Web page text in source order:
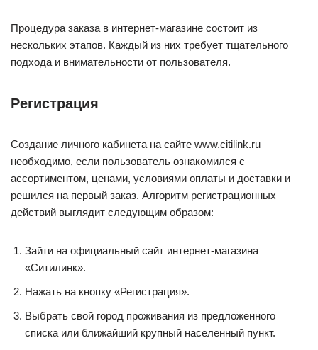
Процедура заказа в интернет-магазине состоит из
нескольких этапов. Каждый из них требует тщательного
подхода и внимательности от пользователя.
Регистрация
Создание личного кабинета на сайте www.citilink.ru
необходимо, если пользователь ознакомился с
ассортиментом, ценами, условиями оплаты и доставки и
решился на первый заказ. Алгоритм регистрационных
действий выглядит следующим образом:
Зайти на официальный сайт интернет-магазина
«Ситилинк».
Нажать на кнопку «Регистрация».
Выбрать свой город проживания из предложенного
списка или ближайший крупный населенный пункт.